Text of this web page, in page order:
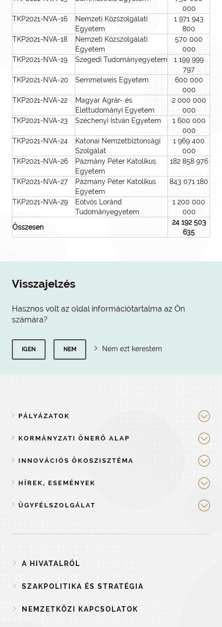
000
TKP2021-NVA-16
Nemzeti Közszolgálati
Egyetem
1 971 943
800
TKP2021-NVA-18
Nemzeti Közszolgálati
Egyetem
570 000
000
TKP2021-NVA-19
Szegedi Tudományegyetem
1 199 999
797
TKP2021-NVA-20
Semmelweis Egyetem
600 000
000
TKP2021-NVA-22
Magyar Agrár- és
Élettudományi Egyetem
2 000 000
000
TKP2021-NVA-23
Széchenyi István Egyetem
1 600 000
000
TKP2021-NVA-24
Katonai Nemzetbiztonsági
Szolgálat
1 969 400
000
TKP2021-NVA-26
Pázmány Péter Katolikus
Egyetem
182 858 976
TKP2021-NVA-27
Pázmány Péter Katolikus
Egyetem
843 071 180
TKP2021-NVA-29
Eötvös Loránd
Tudományegyetem
1 200 000
000
Összesen
24 192 503
635
Visszajelzés
Hasznos volt az oldal információtartalma az Ön
számára?
IGEN NEM Nem ezt kerestem
PÁLYÁZATOK
KORMÁNYZATI ÖNERŐ ALAP
INNOVÁCIÓS ÖKOSZISZTÉMA
HÍREK, ESEMÉNYEK
ÜGYFÉLSZOLGÁLAT
A HIVATALRÓL
SZAKPOLITIKA ÉS STRATÉGIA
NEMZETKÖZI KAPCSOLATOK